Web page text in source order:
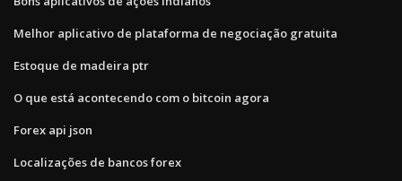
Melhor aplicativo de plataforma de negociação gratuita
Estoque de madeira ptr
O que está acontecendo com o bitcoin agora
Forex api json
Localizações de bancos forex